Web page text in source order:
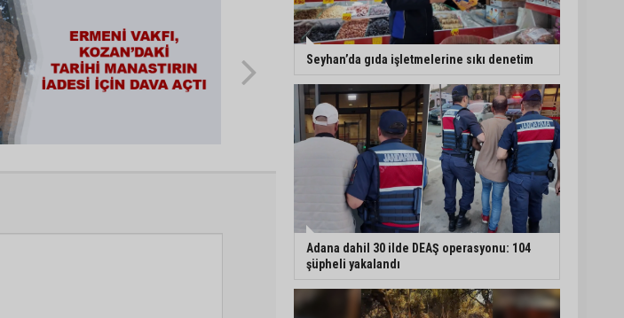
Orhan Bayram’dan AK
Parti’ye Yüreğir çıkışı:
“Bizim belediye meclis
üyelerimize ne yaptınız?
Seyhan’da gıda işletmelerine sıkı denetim
Adana dahil 30 ilde DEAŞ operasyonu: 104
şüpheli yakalandı